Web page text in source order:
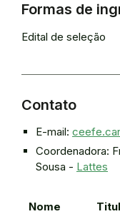
Formas de
Edital de seleção
Contato
E-mail:
Coordenadora:
Sousa - Lattes
Nome